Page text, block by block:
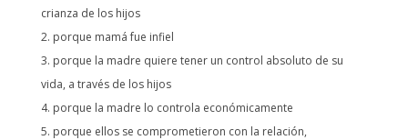
crianza de los hijos
porque mamá fue infiel
porque la madre quiere tener un control absoluto de su
vida, a través de los hijos
porque la madre lo controla económicamente
porque ellos se comprometieron con la relación,